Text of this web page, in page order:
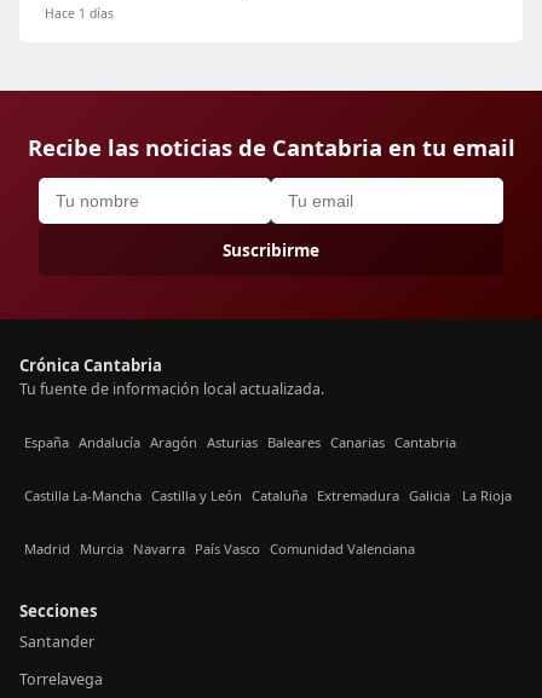
Hace 1 días
Recibe las noticias de Cantabria en tu email
Suscribirme
Crónica Cantabria
Tu fuente de información local actualizada.
España Andalucía Aragón Asturias Baleares Canarias Cantabria
Castilla La-Mancha Castilla y León Cataluña Extremadura Galicia La Rioja
Madrid Murcia Navarra País Vasco Comunidad Valenciana
Secciones
Santander
Torrelavega